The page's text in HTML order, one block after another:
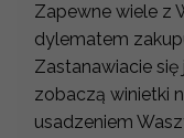
Zapewne wiele z
dylematem
Zastanawiacie się
zobaczą winietki
usadzeniem